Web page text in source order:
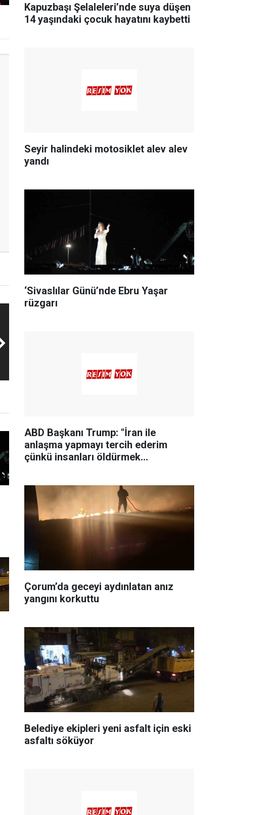
Kapuzbaşı Şelaleleri’nde suya düşen
14 yaşındaki çocuk hayatını kaybetti
Seyir halindeki motosiklet alev alev
yandı
‘Sivaslılar Günü’nde Ebru Yaşar
rüzgarı
ABD Başkanı Trump: "İran ile
anlaşma yapmayı tercih ederim
çünkü insanları öldürmek
Çorum’da geceyi aydınlatan anız
yangını korkuttu
Belediye ekipleri yeni asfalt için eski
asfaltı söküyor